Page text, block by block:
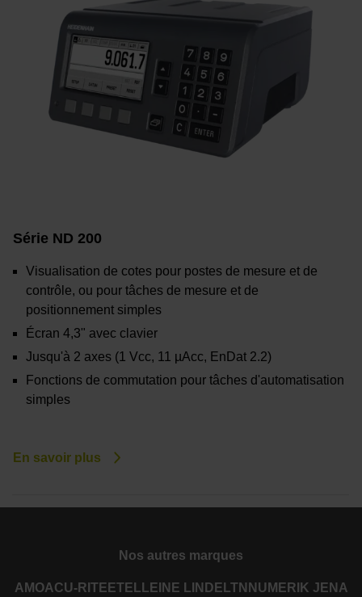
Série ND 200
Visualisation de cotes pour postes de mesure et de
contrôle, ou pour tâches de mesure et de
positionnement simples
Écran 4,3" avec clavier
Jusqu'à 2 axes (1 Vcc, 11 µAcc, EnDat 2.2)
Fonctions de commutation pour tâches d'automatisation
simples
En savoir plus
Nos autres marques
AMOACU-RITE ETEL LEINE LINDE LTN NUMERIK JENA